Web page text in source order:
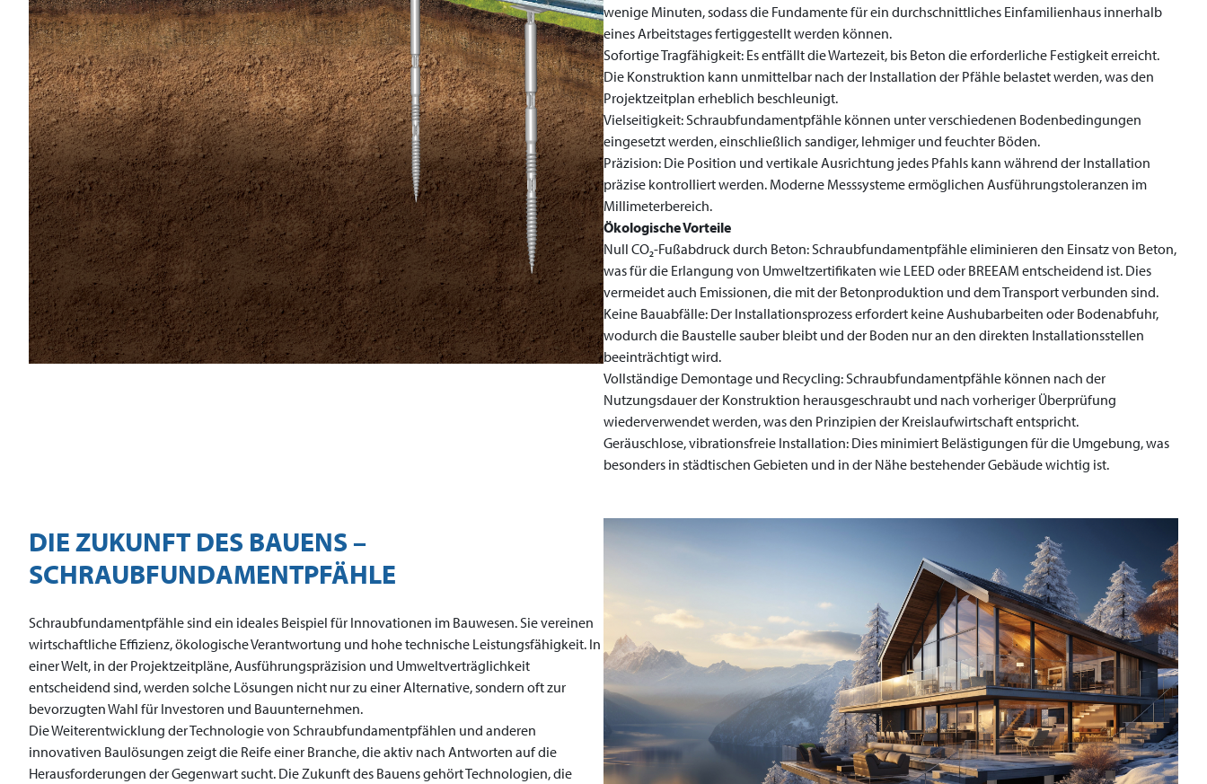
wenige Minuten, sodass die Fundamente für ein durchschnittliches Einfamilienhaus innerhalb
eines Arbeitstages fertiggestellt werden können.
Sofortige Tragfähigkeit: Es entfällt die Wartezeit, bis Beton die erforderliche Festigkeit erreicht.
Die Konstruktion kann unmittelbar nach der Installation der Pfähle belastet werden, was den
Projektzeitplan erheblich beschleunigt.
Vielseitigkeit: Schraubfundamentpfähle können unter verschiedenen Bodenbedingungen
eingesetzt werden, einschließlich sandiger, lehmiger und feuchter Böden.
Präzision: Die Position und vertikale Ausrichtung jedes Pfahls kann während der Installation
präzise kontrolliert werden. Moderne Messsysteme ermöglichen Ausführungstoleranzen im
Millimeterbereich.
Ökologische Vorteile
Null CO₂-Fußabdruck durch Beton: Schraubfundamentpfähle eliminieren den Einsatz von Beton,
was für die Erlangung von Umweltzertifikaten wie LEED oder BREEAM entscheidend ist. Dies
vermeidet auch Emissionen, die mit der Betonproduktion und dem Transport verbunden sind.
Keine Bauabfälle: Der Installationsprozess erfordert keine Aushubarbeiten oder Bodenabfuhr,
wodurch die Baustelle sauber bleibt und der Boden nur an den direkten Installationsstellen
beeinträchtigt wird.
Vollständige Demontage und Recycling: Schraubfundamentpfähle können nach der
Nutzungsdauer der Konstruktion herausgeschraubt und nach vorheriger Überprüfung
wiederverwendet werden, was den Prinzipien der Kreislaufwirtschaft entspricht.
Geräuschlose, vibrationsfreie Installation: Dies minimiert Belästigungen für die Umgebung, was
besonders in städtischen Gebieten und in der Nähe bestehender Gebäude wichtig ist.
DIE ZUKUNFT DES BAUENS –
SCHRAUBFUNDAMENTPFÄHLE
Schraubfundamentpfähle sind ein ideales Beispiel für Innovationen im Bauwesen. Sie vereinen
wirtschaftliche Effizienz, ökologische Verantwortung und hohe technische Leistungsfähigkeit. In
einer Welt, in der Projektzeitpläne, Ausführungspräzision und Umweltverträglichkeit
entscheidend sind, werden solche Lösungen nicht nur zu einer Alternative, sondern oft zur
bevorzugten Wahl für Investoren und Bauunternehmen.
Die Weiterentwicklung der Technologie von Schraubfundamentpfählen und anderen
innovativen Baulösungen zeigt die Reife einer Branche, die aktiv nach Antworten auf die
Herausforderungen der Gegenwart sucht. Die Zukunft des Bauens gehört Technologien, die